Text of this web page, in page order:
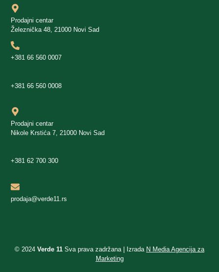
Prodajni centar
Železnička 48, 21000 Novi Sad
+381 66 560 0007
+381 66 560 0008
Prodajni centar
Nikole Krstića 7, 21000 Novi Sad
+381 62 700 300
prodaja@verde11.rs
© 2024 Verde 11 Sva prava zadržana | Izrada N Media Agencija za
Marketing